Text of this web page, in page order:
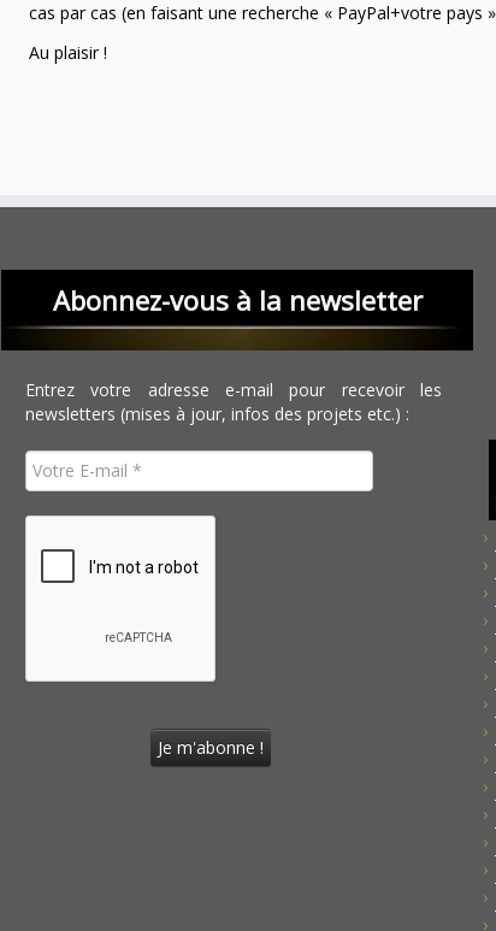
cas par cas (en faisant une recherche « PayPal+votre pays
Au plaisir !
Abonnez-vous à la newsletter
Entrez votre adresse e-mail pour recevoir les
newsletters (mises à jour, infos des projets etc.) :